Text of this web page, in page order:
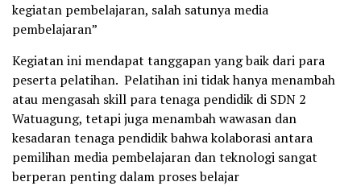
kegiatan pembelajaran, salah satunya media
pembelajaran”
Kegiatan ini mendapat tanggapan yang baik dari para
peserta pelatihan. Pelatihan ini tidak hanya menambah
atau mengasah skill para tenaga pendidik di SDN 2
Watuagung, tetapi juga menambah wawasan dan
kesadaran tenaga pendidik bahwa kolaborasi antara
pemilihan media pembelajaran dan teknologi sangat
berperan penting dalam proses belajar